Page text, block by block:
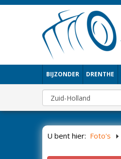
BIJZONDER DRENTHE
U bent hier: Foto's